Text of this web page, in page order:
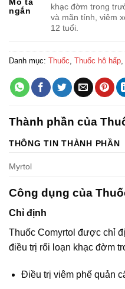
ngắn
khạc đờm trong
và mãn tính, viêm
12 tuổi.
Danh mục: Thuốc, Thuốc hô hấp,
Thành phần của
THÔNG TIN THÀNH PHẦN
Myrtol
Công dụng của
Chỉ định
Thuốc Comyrtol được chỉ
điều trị rối loạn khạc đờm
Điều trị viêm phế quản